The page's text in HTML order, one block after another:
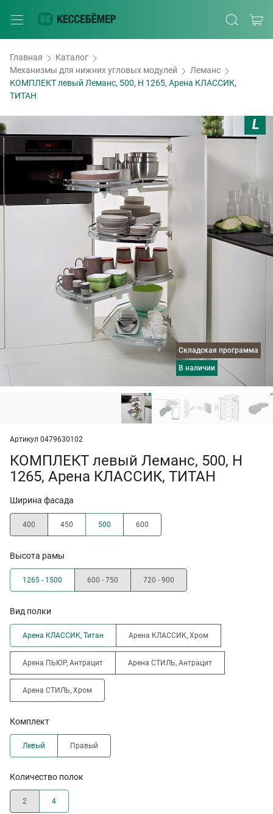
Главная
Каталог
Механизмы для нижних угловых модулей
Леманс
КОМПЛЕКТ левый Леманс, 500, H 1265, Арена КЛАССИК,
ТИТАН
Складская программа
в наличии
Артикул 0479630102
КОМПЛЕКТ левый Леманс, 500, H
1265, Арена КЛАССИК, ТИТАН
Ширина фасада
400 450 500 600
Высота рамы
1265 - 1500 600 - 750 720 - 900
Вид полки
Арена КЛАССИК, Титан Арена КЛАССИК, Хром
Арена ПЬЮР, Антрацит Арена СТИЛЬ, Антрацит
Арена СТИЛЬ, Хром
Комплект
Левый Правый
Количество полок
2 4